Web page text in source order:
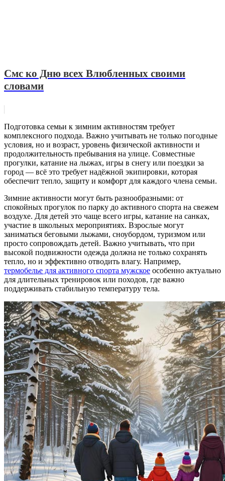
Смс ко Дню всех Влюбленных своими
словами
Подготовка семьи к зимним активностям требует
комплексного подхода. Важно учитывать не только погодные
условия, но и возраст, уровень физической активности и
продолжительность пребывания на улице. Совместные
прогулки, катание на лыжах, игры в снегу или поездки за
город — всё это требует надёжной экипировки, которая
обеспечит тепло, защиту и комфорт для каждого члена семьи.
Зимние активности могут быть разнообразными: от
спокойных прогулок по парку до активного спорта на свежем
воздухе. Для детей это чаще всего игры, катание на санках,
участие в школьных мероприятиях. Взрослые могут
заниматься беговыми лыжами, сноубордом, туризмом или
просто сопровождать детей. Важно учитывать, что при
высокой подвижности одежда должна не только сохранять
тепло, но и эффективно отводить влагу. Например,
термобелье для активного спорта мужское особенно актуально
для длительных тренировок или походов, где важно
поддерживать стабильную температуру тела.